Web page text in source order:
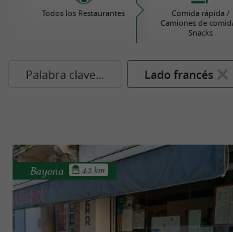
Todos los Restaurantes
Comida rápida /
Camiones de
Snacks
Palabra clave... Lado francés
Bayona 4.2 km